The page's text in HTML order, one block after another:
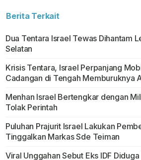
Berita Terkait
Dua Tentara Israel Tewas Dihantam
Selatan
Krisis Tentara, Israel Perpanjang
Cadangan di Tengah Memburuknya
Menhan Israel Bertengkar dengan
Tolak Perintah
Puluhan Prajurit Israel Lakukan
Tinggalkan Markas Sde Teiman
Viral Unggahan Sebut Eks IDF